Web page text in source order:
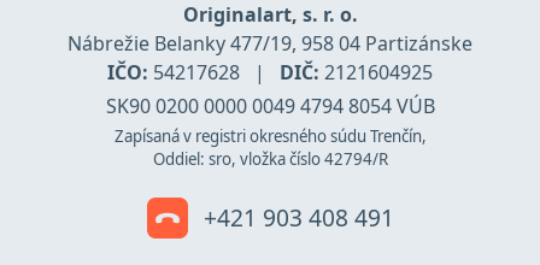
Originalart, s. r. o.
Nábrežie Belanky 477/19, 958 04 Partizánske
IČO: 54217628 | DIČ: 2121604925
SK90 0200 0000 0049 4794 8054 VÚB
Zapísaná v registri okresného súdu Trenčín,
Oddiel: sro, vložka číslo 42794/R
+421 903 408 491